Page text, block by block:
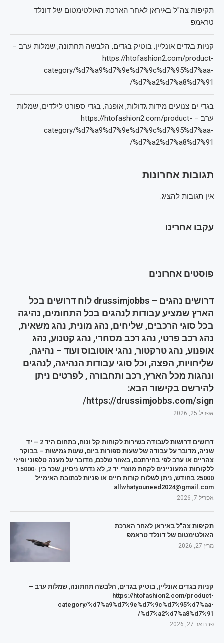
תקיפות צה"ל באיראן לאחר הארכת האולטימטום של דונלד
טראמפ
קניות בגדים אונליין, בוטיק בגדים, הלבשה תחתונה, שמלות ערב –
https://htofashion2.com/product-
category/%d7%a9%d7%9e%d7%9c%d7%95%d7%aa-
%d7%a2%d7%a8%d7%91/
בגדי ים צנועים מידות גדולות, אופנה, בגדי ספורט לילדים, שמלות
ערב – https://htofashion2.com/product-
category/%d7%a9%d7%9e%d7%9c%d7%95%d7%aa-
%d7%a2%d7%a8%d7%91/
תגובות אחרונות
אין תגובות להציג.
עקבו אחרינו
פוסטים אחרונים
דרושים נהגים – drussimjobbs לוח דרושים בכל
הארץ שמציע עבודות לנהגים בכל התחומים, נהיגה
בכל סוגי הרכבים, שליחים, נהג מונית, נהג משאית,
נהג רכב פרטי, נהג רכב מסחרי, נהג קטנוע, נהג
אופנוע, נהג טרקטור, נהגי אוטובוס ועוד – נהיגה,
שליחויות, הפצה, וכל סוגי עבודות הנהיגה, לנהגים
ונהגות מכל הארץ, רכב ותחבורה , לפרטים ניתן
להירשם בקישור הבא:
https://drussimjobbs.com/sign/
אפריל 25, 2026
דרושים דרושות לעבודה בשירות לקוחות קל ונוח, בתחום היד 2 – יד
שניה, מדובר על עבודה של שעות ספורות ביום, שעות גמישות – בבוקר
צהריים או ערב לפי בחירתכם, באזור שלכם, מדובר על מענה טלפוני ופיזי
ללקוחות המעוניינים לקחת מוצרי יד 2, לא נדרש ניסיון, שכר בין 15000-
25000 בחודש, ניתן לשלוח קורות חיים או פניות לכתובת האימייל
allwhatyouneed2024@gmail.com
אפריל 7, 2026
תקיפות צה"ל באיראן לאחר הארכת
האולטימטום של דונלד טראמפ
מרץ 27, 2026
קניות בגדים אונליין, בוטיק בגדים, הלבשה תחתונה, שמלות ערב –
https://htofashion2.com/product-
category/%d7%a9%d7%9e%d7%9c%d7%95%d7%aa-
%d7%a2%d7%a8%d7%91/
פברואר 27, 2026